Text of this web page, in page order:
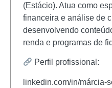
(Estácio). Atua como
financeira e análise de
desenvolvendo
renda e programas de
Perfil profissional:
linkedin.com/in/márcia-